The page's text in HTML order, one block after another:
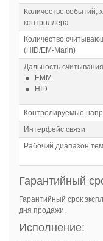
Количество событий,
контроллера
Количество
(HID/EM-Marin)
Дальность считывания
EMM
HID
Контролируемые
Интерфейс связи
Рабочий диапазон
Гарантийный
Гарантийный срок
дня продажи.
Исполнение: